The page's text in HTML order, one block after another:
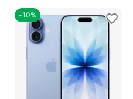
-10%